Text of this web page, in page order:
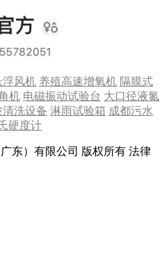
浮风机 养殖高速增氧机 隔膜式
机 电磁振动试验台 大口径液氮
清洗设备 淋雨试验箱 成都污水
硬度计
东）有限公司 版权所有 法律